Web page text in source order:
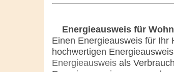
Energieausweis für
Einen Energieausweis für Ihr
hochwertigen
Energieausweis als